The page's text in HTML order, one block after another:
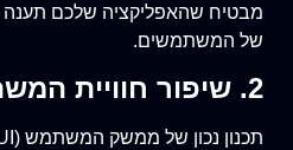
מבטיח שהאפליקציה שלכם תענה
של המשתמשים.
2. שיפור חוויית המשתמש